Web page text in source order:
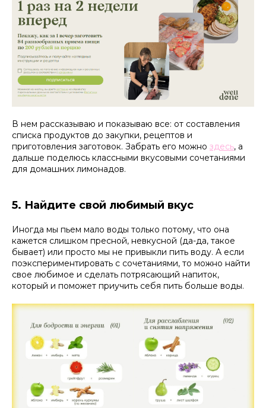
В нем рассказываю и показываю все: от составления
списка продуктов до закупки, рецептов и
приготовления заготовок. Забрать его можно здесь, а
дальше поделюсь классными вкусовыми сочетаниями
для домашних лимонадов.
5. Найдите свой любимый вкус
Иногда мы пьем мало воды только потому, что она
кажется слишком пресной, невкусной (да-да, такое
бывает) или просто мы не привыкли пить воду. А если
поэкспериментировать с сочетаниями, то можно найти
свое любимое и сделать потрясающий напиток,
который и поможет приучить себя пить больше воды.